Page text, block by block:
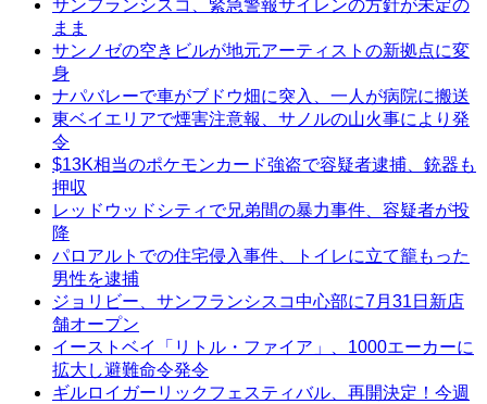
サンフランシスコ、緊急警報サイレンの方針が未定の
まま
サンノゼの空きビルが地元アーティストの新拠点に変
身
ナパバレーで車がブドウ畑に突入、一人が病院に搬送
東ベイエリアで煙害注意報、サノルの山火事により発
令
$13K相当のポケモンカード強盗で容疑者逮捕、銃器も
押収
レッドウッドシティで兄弟間の暴力事件、容疑者が投
降
パロアルトでの住宅侵入事件、トイレに立て籠もった
男性を逮捕
ジョリビー、サンフランシスコ中心部に7月31日新店
舗オープン
イーストベイ「リトル・ファイア」、1000エーカーに
拡大し避難命令発令
ギルロイガーリックフェスティバル、再開決定！今週